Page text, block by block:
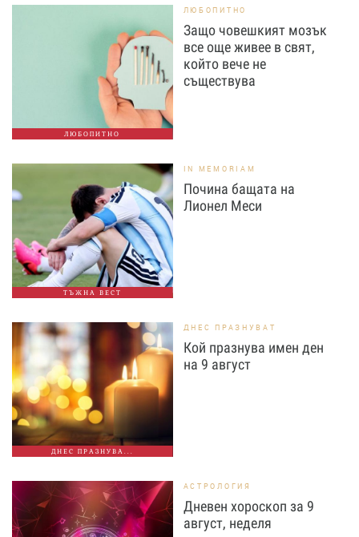
ЛЮБОПИТНО
ЛЮБОПИТНО
Защо човешкият мозък
все още живее в свят,
който вече не
съществува
ТЪЖНА ВЕСТ
IN MEMORIAM
Почина бащата на
Лионел Меси
ДНЕС ПРАЗНУВА...
ДНЕС ПРАЗНУВАТ
Кой празнува имен ден
на 9 август
АСТРОЛОГИЯ
Дневен хороскоп за 9
август, неделя